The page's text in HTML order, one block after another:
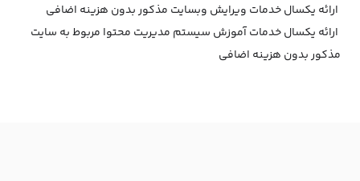
ارائه یکسال خدمات ویرایش وبسایت مذکور بدون هزینه اضافی
ارائه یکسال خدمات آموزش سیستم مدیریت محتوا مربوط به سایت
مذکور بدون هزینه اضافی